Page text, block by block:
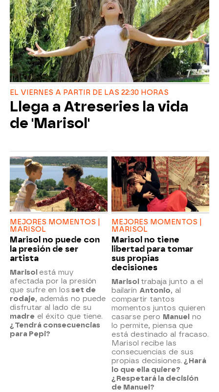
EL VIERNES A PARTIR DE LAS 22:30 HORAS
Llega a Atreseries la vida
de 'Marisol'
MEJORES MOMENTOS |
MARISOL
Marisol no puede con
la presión de ser
artista
Marisol está muy
afectada por la presión
que sufre en los set de
rodaje, además no puede
disfrutar al lado de su
madre el éxito que tiene.
¿Tendrá consecuencias
para Pepi?
MEJORES MOMENTOS |
MARISOL
Marisol no tiene
libertad para tomar
sus propias
decisiones
Marisol trabaja junto a el
bailarín Antonio, al
compartir tantos
momentos juntos quieren
casarse pero Manuel no
lo permite, piensa que
está destinado al fracaso.
Marisol recibe las
consecuencias de sus
propias decisiones. ¿Hará
lo que ella quiere?
¿Respetará la decisión
de Manuel?